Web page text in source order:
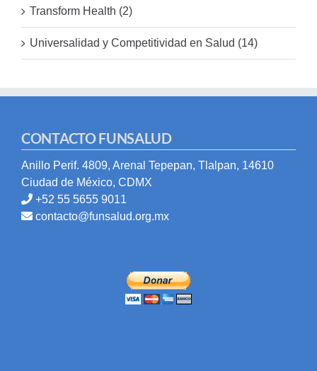
Transform Health (2)
Universalidad y Competitividad en Salud (14)
CONTACTO FUNSALUD
Anillo Perif. 4809, Arenal Tepepan, Tlalpan, 14610
Ciudad de México, CDMX
+52 55 5655 9011
contacto@funsalud.org.mx